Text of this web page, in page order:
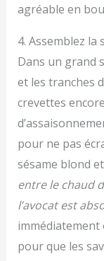
agréable en
4. Assemblez la
Dans un grand
et les tranches
crevettes
pour ne pas
sésame blond
entre le chaud
l’avocat est
immédiatement
pour que les